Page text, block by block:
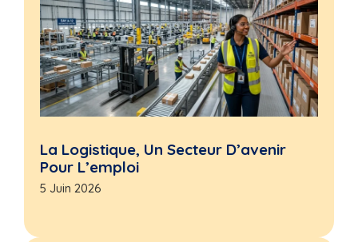
La Logistique, Un Secteur D’avenir
Pour L’emploi
5 Juin 2026